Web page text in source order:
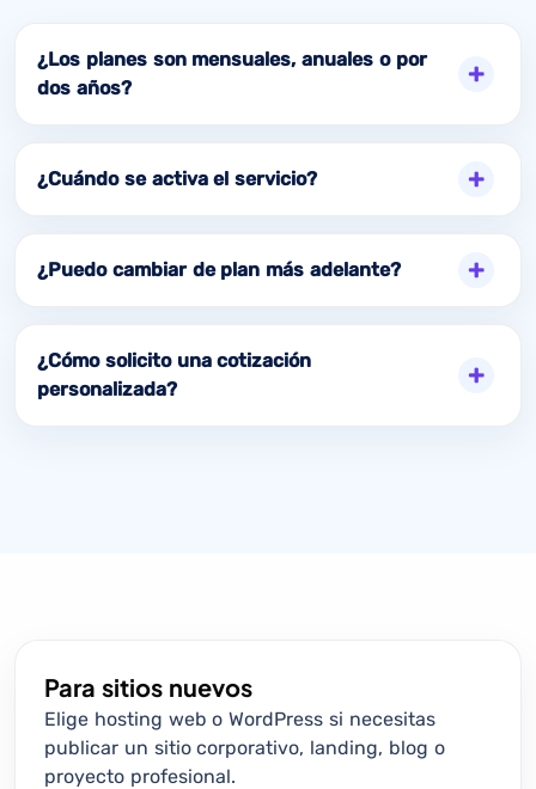
¿Los planes son mensuales, anuales o por
dos años?
¿Cuándo se activa el servicio?
¿Puedo cambiar de plan más adelante?
¿Cómo solicito una cotización
personalizada?
Para sitios nuevos
Elige hosting web o WordPress si necesitas
publicar un sitio corporativo, landing, blog o
proyecto profesional.